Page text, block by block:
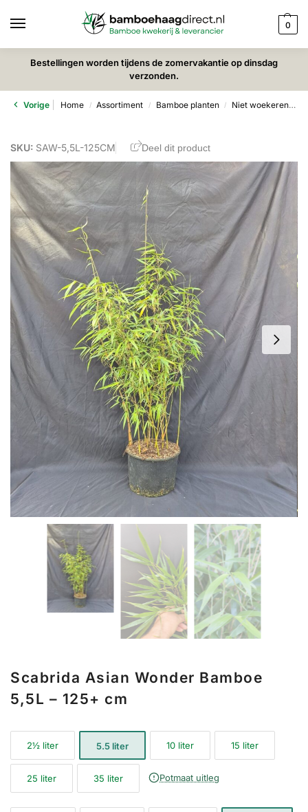
0
Bestellingen worden tijdens de zomervakantie op dinsdag
verzonden.
Vorige Home / Assortiment / Bamboe planten / Niet woekerende bamboe
SKU: SAW-5,5L-125CM Deel dit product
Scabrida Asian Wonder Bamboe
5,5L – 125+ cm
2½ liter 5.5 liter 10 liter 15 liter
25 liter 35 liter Potmaat uitleg